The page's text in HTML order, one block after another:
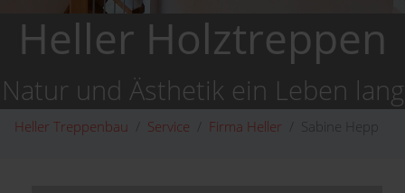
Heller Holztreppen
Natur und Ästhetik ein Leben lang
Heller Treppenbau Service Firma Heller Sabine Hepp